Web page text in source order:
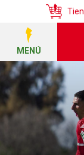
MENÚ